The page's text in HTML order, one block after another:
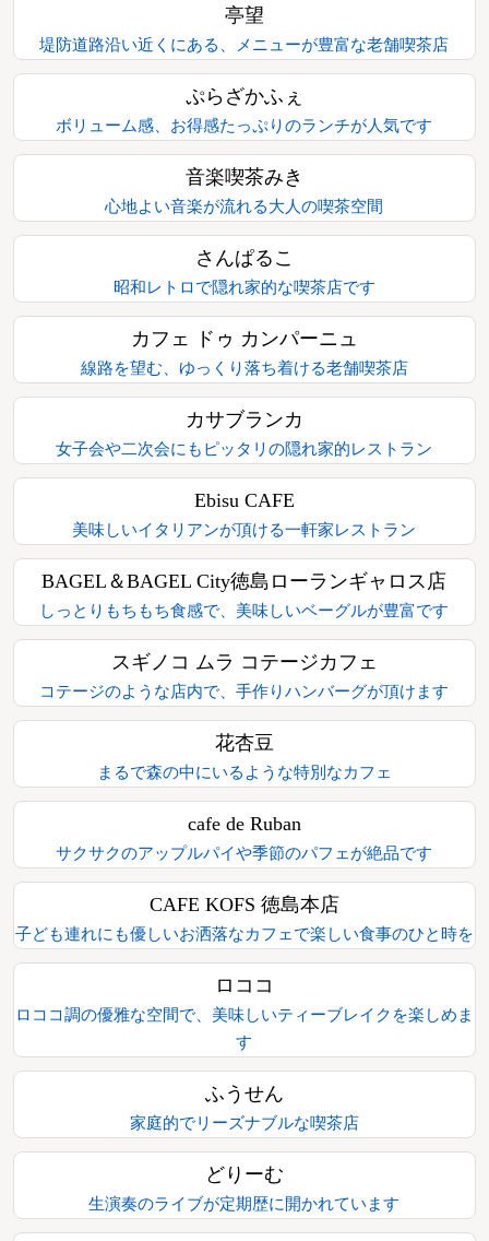
亭望
堤防道路沿い近くにある、メニューが豊富な老舗喫茶店
ぷらざかふぇ
ボリューム感、お得感たっぷりのランチが人気です
音楽喫茶みき
心地よい音楽が流れる大人の喫茶空間
さんぱるこ
昭和レトロで隠れ家的な喫茶店です
カフェ ドゥ カンパーニュ
線路を望む、ゆっくり落ち着ける老舗喫茶店
カサブランカ
女子会や二次会にもピッタリの隠れ家的レストラン
Ebisu CAFE
美味しいイタリアンが頂ける一軒家レストラン
BAGEL＆BAGEL City徳島ローランギャロス店
しっとりもちもち食感で、美味しいベーグルが豊富です
スギノコ ムラ コテージカフェ
コテージのような店内で、手作りハンバーグが頂けます
花杏豆
まるで森の中にいるような特別なカフェ
cafe de Ruban
サクサクのアップルパイや季節のパフェが絶品です
CAFE KOFS 徳島本店
子ども連れにも優しいお洒落なカフェで楽しい食事のひと時を
ロココ
ロココ調の優雅な空間で、美味しいティーブレイクを楽しめま
す
ふうせん
家庭的でリーズナブルな喫茶店
どりーむ
生演奏のライブが定期歴に開かれています